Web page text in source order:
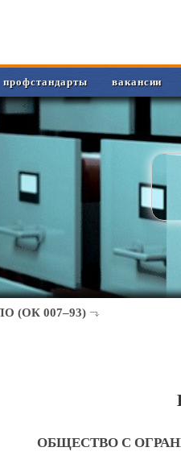
профстандарты вакансии
(ОК 007–93)
ОБЩЕСТВО С